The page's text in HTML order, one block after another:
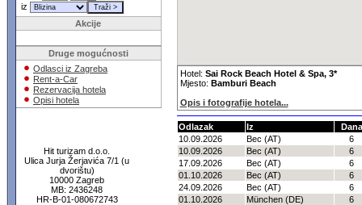
iz
Akcije
Druge mogućnosti
Odlasci iz Zagreba
Rent-a-Car
Rezervacija hotela
Opisi hotela
Hit turizam d.o.o.
Ulica Jurja Žerjavića 7/1 (u
dvorištu)
10000 Zagreb
MB: 2436248
HR-B-01-080672743
Hotel: Sai Rock Beach Hotel & Spa, 3*
Mjesto: Bamburi Beach
Opis i fotografije hotela...
Odlazak Iz
Dana
10.09.2026
Bec (AT)
6
10.09.2026
Bec (AT)
6
17.09.2026
Bec (AT)
6
01.10.2026
Bec (AT)
6
24.09.2026
Bec (AT)
6
01.10.2026
München (DE)
6